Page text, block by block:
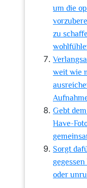
um die
zu
weit wie
Gebt
Have-
Sorgt
oder